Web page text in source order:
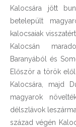
Kalocsára jött
betelepült
kalocsaiak
Kalocsán
Baranyából és
Először a török
Kalocsára, majd
magyarok
délszlávok
század végén